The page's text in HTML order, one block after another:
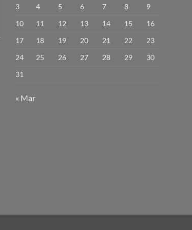
elegir
en
3
4 5 6 7 8
9
10
11 12 13 14 15
16
17
18 19 20 21 22
23
24
25 26 27 28 29
30
31
« Mar